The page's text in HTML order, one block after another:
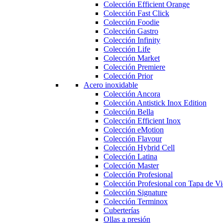
Colección Efficient Orange
Colección Fast Click
Colección Foodie
Colección Gastro
Colección Infinity
Colección Life
Colección Market
Colección Premiere
Colección Prior
Acero inoxidable
Colección Ancora
Colección Antistick Inox Edition
Colección Bella
Colección Efficient Inox
Colección eMotion
Colección Flavour
Colección Hybrid Cell
Colección Latina
Colección Master
Colección Profesional
Colección Profesional con Tapa de
Colección Signature
Colección Terminox
Cuberterías
Ollas a presión